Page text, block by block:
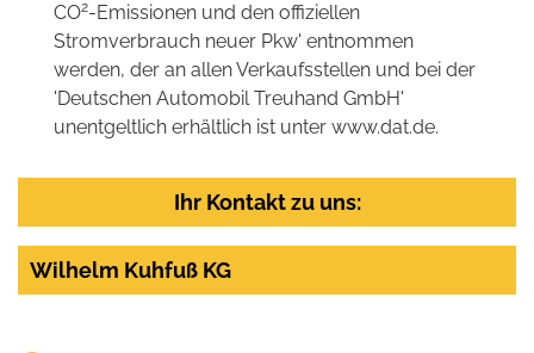
CO2-Emissionen und den offiziellen
Stromverbrauch neuer Pkw' entnommen
werden, der an allen Verkaufsstellen und bei der
'Deutschen Automobil Treuhand GmbH'
unentgeltlich erhältlich ist unter www.dat.de.
Ihr Kontakt zu uns:
Wilhelm Kuhfuß KG